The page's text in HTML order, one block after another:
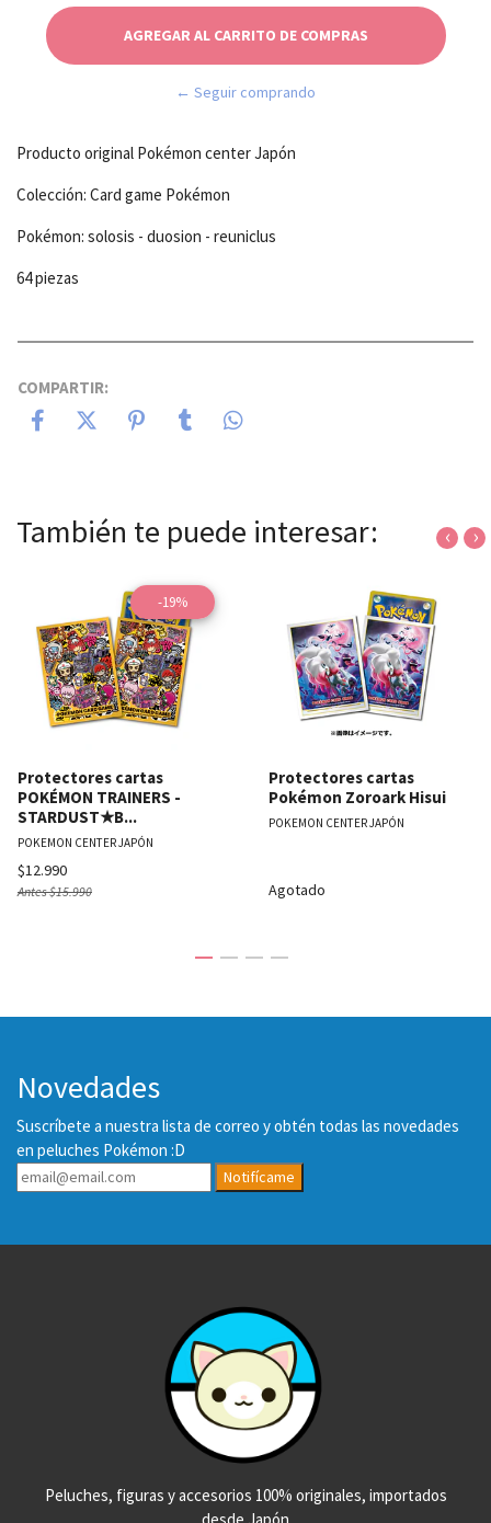
← Seguir comprando
Producto original Pokémon center Japón
Colección: Card game Pokémon
Pokémon: solosis - duosion - reuniclus
64 piezas
COMPARTIR:
También te puede interesar:
-19%
Protectores cartas
POKÉMON TRAINERS -
STARDUST★B...
POKEMON CENTER JAPÓN
$12.990
Antes$15.990
Protectores cartas
Pokémon Zoroark Hisui
POKEMON CENTER JAPÓN
Agotado
‹ ›
Novedades
Suscríbete a nuestra lista de correo y obtén todas las novedades
en peluches Pokémon :D
Notifícame
Peluches, figuras y accesorios 100% originales, importados